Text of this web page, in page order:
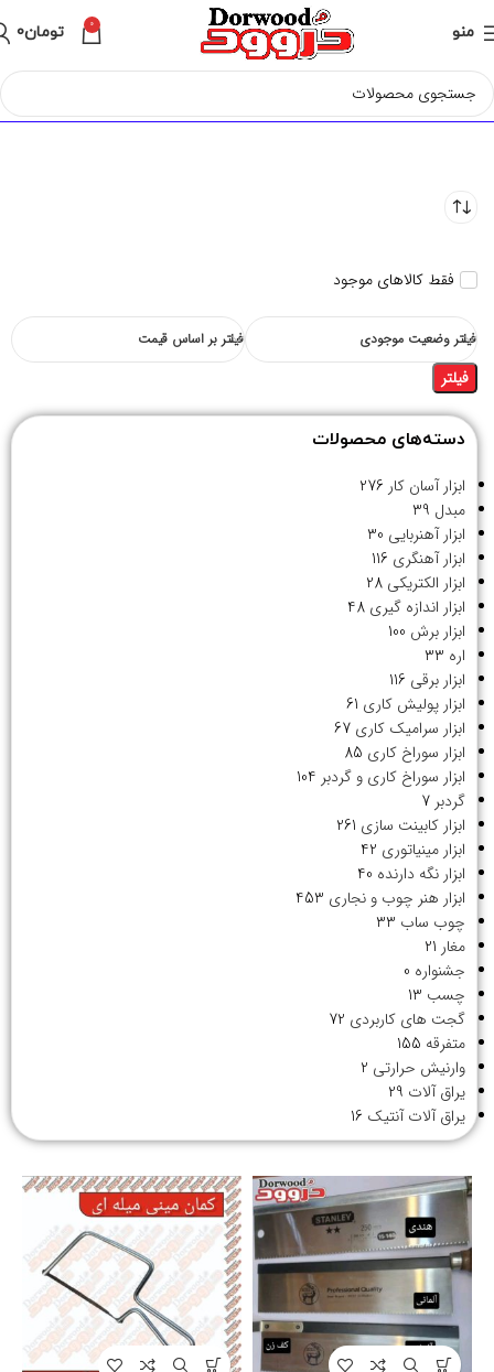
منو 0 تومان0
فقط کالاهای موجود
فیلتر وضعیت موجودی فیلتر بر اساس قیمت
فیلتر
دسته‌های محصولات
ابزار آسان کار 276
مبدل 39
ابزار آهنربایی 30
ابزار آهنگری 116
ابزار الکتریکی 28
ابزار اندازه گیری 48
ابزار برش 100
اره 33
ابزار برقی 116
ابزار پولیش کاری 61
ابزار سرامیک کاری 67
ابزار سوراخ کاری 85
ابزار سوراخ کاری و گردبر 104
گردبر 7
ابزار کابینت سازی 261
ابزار مینیاتوری 42
ابزار نگه دارنده 40
ابزار هنر چوب و نجاری 453
چوب ساب 33
مغار 21
جشنواره 0
چسب 13
گجت های کاربردی 72
متفرقه 155
وارنیش حرارتی 2
یراق آلات 29
یراق آلات آنتیک 16